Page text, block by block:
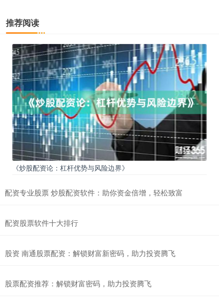
推荐阅读
《炒股配资论：杠杆优势与风险边界》
配资专业股票 炒股配资软件：助你资金倍增，轻松致富
配资股票软件十大排行
股资 南通股票配资：解锁财富新密码，助力投资腾飞
股票配资推荐：解锁财富密码，助力投资腾飞